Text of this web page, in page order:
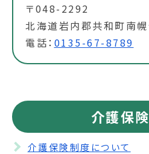
〒048-2292
北海道岩内郡共和町南
電話： 0135-67-8789
介護保
介護保険制度について